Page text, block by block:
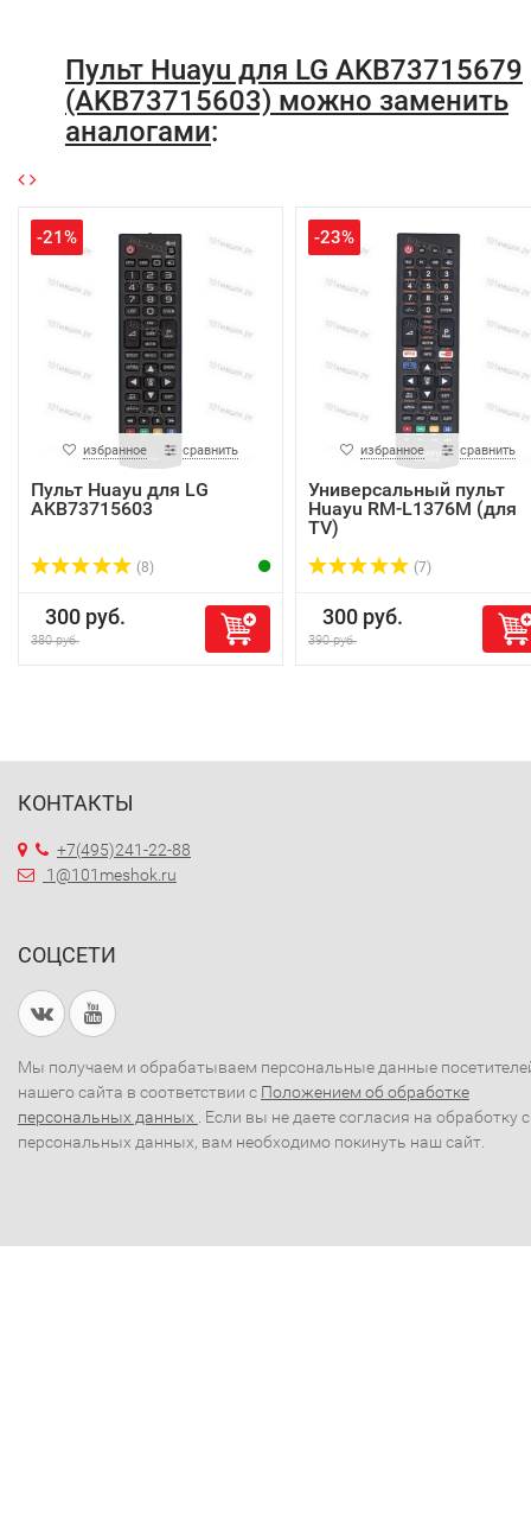
Пульт Huayu для LG AKB73715679
(AKB73715603) можно заменить
аналогами:
-21%
избранное сравнить
Пульт Huayu для LG
AKB73715603
(8)
300 руб.
380 руб.
-23%
избранное сравнить
Универсальный пульт
Huayu RM-L1376M (для
TV)
(7)
300 руб.
390 руб.
КОНТАКТЫ
+7(495)241-22-88
1@101meshok.ru
СОЦСЕТИ
Мы получаем и обрабатываем персональные данные
нашего сайта в соответствии с Положением об обработке
персональных данных . Если вы не даете согласия на обработку
персональных данных, вам необходимо покинуть наш сайт.